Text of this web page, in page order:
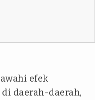
efek
daerah-daerah,